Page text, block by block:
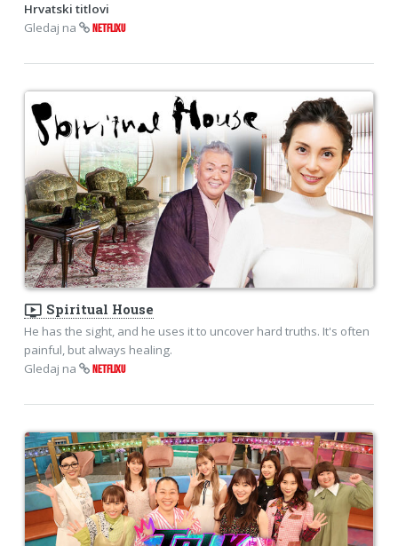
Hrvatski titlovi
Gledaj na
NETFLIXU
ondemand_video Spiritual House
He has the sight, and he uses it to uncover hard truths. It's often
painful, but always healing.
Gledaj na
NETFLIXU